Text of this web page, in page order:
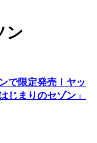
ン
で限定発売！ヤッ
じまりのセゾン」